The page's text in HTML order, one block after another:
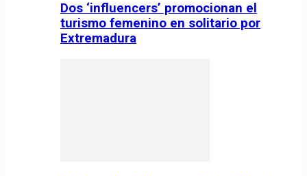
Dos ‘influencers’ promocionan el
turismo femenino en solitario por
Extremadura